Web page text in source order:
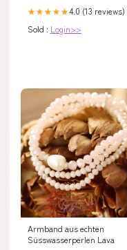
★★★★★4.0 (13 reviews)
Sold : Login>>
Armband aus echten
Süsswasserperlen Lava